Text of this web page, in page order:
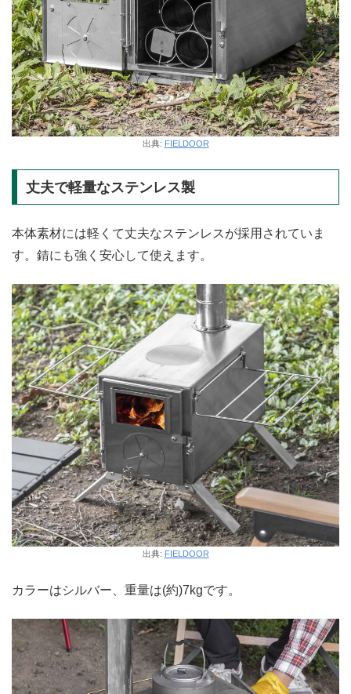
出典: FIELDOOR
丈夫で軽量なステンレス製
本体素材には軽くて丈夫なステンレスが採用されていま
す。錆にも強く安心して使えます。
出典: FIELDOOR
カラーはシルバー、重量は(約)7kgです。